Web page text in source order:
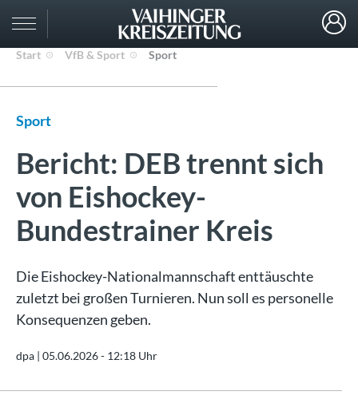
Start VfB & Sport Sport
Sport
Bericht: DEB trennt sich
von Eishockey-
Bundestrainer Kreis
Die Eishockey-Nationalmannschaft enttäuschte
zuletzt bei großen Turnieren. Nun soll es personelle
Konsequenzen geben.
dpa | 05.06.2026 - 12:18 Uhr